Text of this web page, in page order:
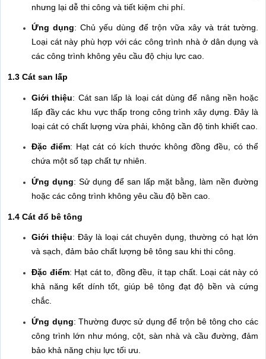
nhưng lại dễ thi công và tiết kiệm chi phí.
Ứng dụng: Chủ yếu dùng để trộn vữa xây và trát tường.
Loại cát này phù hợp với các công trình nhà ở dân dụng và
các công trình không yêu cầu độ chịu lực cao.
1.3 Cát san lấp
Giới thiệu: Cát san lấp là loại cát dùng để nâng nền hoặc
lấp đầy các khu vực thấp trong công trình xây dựng. Đây là
loại cát có chất lượng vừa phải, không cần độ tinh khiết cao.
Đặc điểm: Hạt cát có kích thước không đồng đều, có thể
chứa một số tạp chất tự nhiên.
Ứng dụng: Sử dụng để san lấp mặt bằng, làm nền đường
hoặc các công trình không yêu cầu độ bền cao.
1.4 Cát đổ bê tông
Giới thiệu: Đây là loại cát chuyên dụng, thường có hạt lớn
và sạch, đảm bảo chất lượng bê tông sau khi thi công.
Đặc điểm: Hạt cát to, đồng đều, ít tạp chất. Loại cát này có
khả năng kết dính tốt, giúp bê tông đạt độ bền và cứng
chắc.
Ứng dụng: Thường được sử dụng để trộn bê tông cho các
công trình lớn như móng, cột, sàn nhà và cầu đường, đảm
bảo khả năng chịu lực tối ưu.